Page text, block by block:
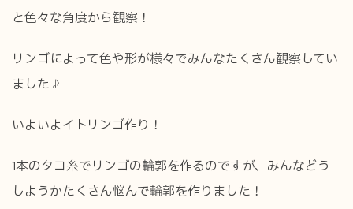
と色々な角度から観察！
リンゴによって色や形が様々でみんなたくさん観察してい
ました♪
いよいよイトリンゴ作り！
1本のタコ糸でリンゴの輪郭を作るのですが、みんなどう
しようかたくさん悩んで輪郭を作りました！